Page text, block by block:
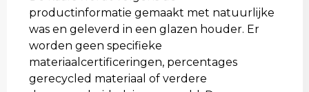
productinformatie gemaakt met natuurlijke
was en geleverd in een glazen houder. Er
worden geen specifieke
materiaalcertificeringen, percentages
gerecycled materiaal of verdere